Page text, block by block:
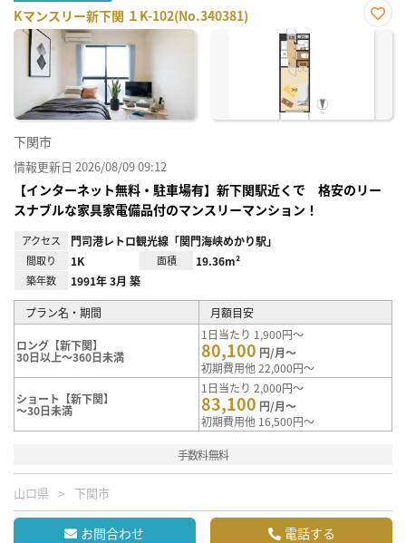
Kマンスリー新下関 １K-102(No.340381)
お気
下関市
情報更新日 2026/08/09 09:12
【インターネット無料・駐車場有】新下関駅近くで 格安のリー
スナブルな家具家電備品付のマンスリーマンション！
アクセス 門司港レトロ観光線「関門海峡めかり駅」
間取り 1K 面積 19.36m²
築年数 1991年 3月 築
プラン名・期間 月額目安
ロング【新下関】
30日以上～360日未満
1日当たり 1,900円～
80,100 円/月～
初期費用他 22,000円～
ショート【新下関】
～30日未満
1日当たり 2,000円～
83,100 円/月～
初期費用他 16,500円～
手数料無料
山口県 下関市
お問合わせ 電話する